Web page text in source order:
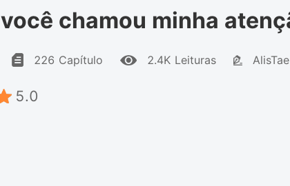
chamou minha
226 Capítulo 2.4K Leituras AlisTae
5.0